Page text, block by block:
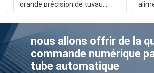
grande précision de tuyau
d'acier de la découpeuse
nous allons offrir de la
commande numérique
tube automatique